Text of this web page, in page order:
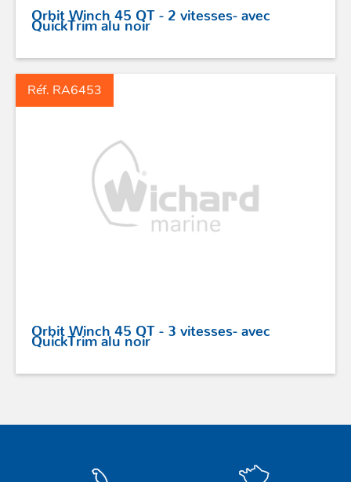
Orbit Winch 45 QT - 2 vitesses- avec
QuickTrim alu noir
Réf. RA6453
Orbit Winch 45 QT - 3 vitesses- avec
QuickTrim alu noir